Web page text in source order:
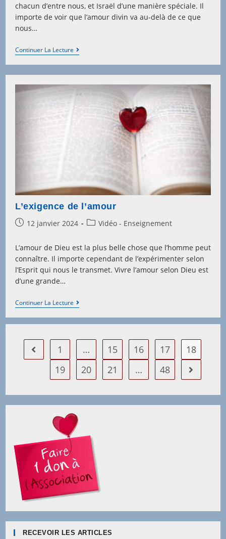
chacun d’entre nous, et Israël d’une manière spéciale. Il
importe de voir que l’amour divin va au-delà de ce que
nous…
Continuer La LectureUn
Amour
Indéfectible
L’exigence de l’amour
Post12 janvier 2024
PostVidéo - Enseignement
L’amour de Dieu est la plus belle chose que l’homme peut
connaître. Il importe cependant de l’expérimenter selon
l’Esprit qui nous le transmet. Vivre l’amour selon Dieu est
d’une grande…
Continuer La LectureL’exigence
De
L’amour
Go to the previous page
1 … 15 16 17
18
19
20 21 … 48 Aller à la
RECEVOIR LES ARTICLES